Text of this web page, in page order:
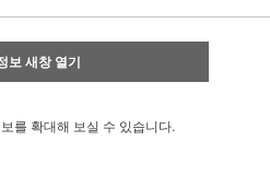
보 새창 열기
를 확대해 보실 수 있습니다.